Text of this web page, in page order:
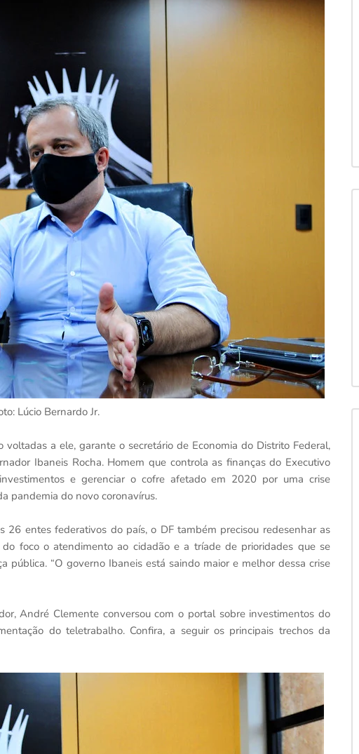
Lúcio Bernardo Jr.
a ele, garante o secretário de Economia do Distrito Federal,
Ibaneis Rocha. Homem que controla as finanças do Executivo
e gerenciar o cofre afetado em 2020 por uma crise
pandemia do novo coronavírus.
26 entes federativos do país, o DF também precisou redesenhar as
foco o atendimento ao cidadão e a tríade de prioridades que se
pública. “O governo Ibaneis está saindo maior e melhor dessa crise
André Clemente conversou com o portal sobre investimentos do
do teletrabalho. Confira, a seguir os principais trechos da